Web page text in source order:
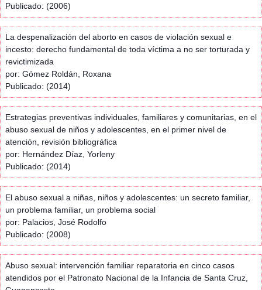
Publicado: (2006)
La despenalización del aborto en casos de violación sexual e
incesto: derecho fundamental de toda víctima a no ser torturada y
revictimizada
por: Gómez Roldán, Roxana
Publicado: (2014)
Estrategias preventivas individuales, familiares y comunitarias, en el
abuso sexual de niños y adolescentes, en el primer nivel de
atención, revisión bibliográfica
por: Hernández Díaz, Yorleny
Publicado: (2014)
El abuso sexual a niñas, niños y adolescentes: un secreto familiar,
un problema familiar, un problema social
por: Palacios, José Rodolfo
Publicado: (2008)
Abuso sexual: intervención familiar reparatoria en cinco casos
atendidos por el Patronato Nacional de la Infancia de Santa Cruz,